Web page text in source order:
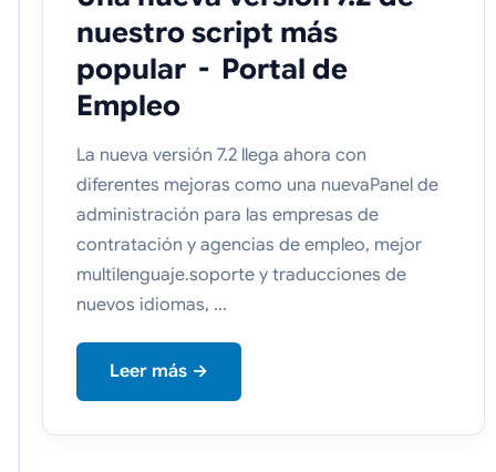
nuestro script más
popular - Portal de
Empleo
La nueva versión 7.2 llega ahora con
diferentes mejoras como una nuevaPanel de
administración para las empresas de
contratación y agencias de empleo, mejor
multilenguaje.soporte y traducciones de
nuevos idiomas, ...
Leer más →